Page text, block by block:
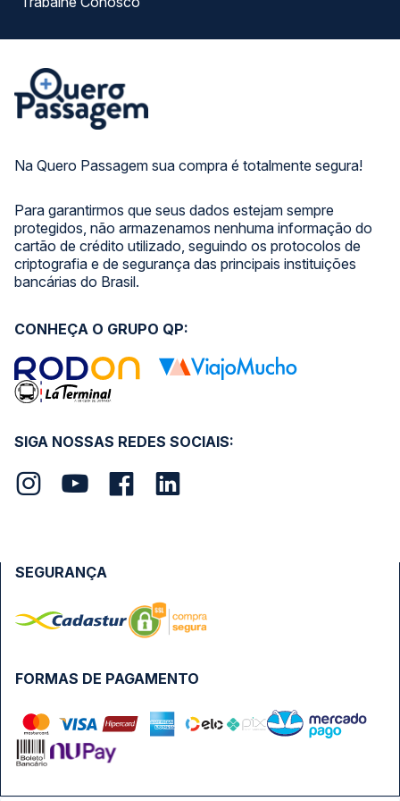
Na Quero Passagem sua compra é totalmente segura!
Para garantirmos que seus dados estejam sempre
protegidos, não armazenamos nenhuma informação do
cartão de crédito utilizado, seguindo os protocolos de
criptografia e de segurança das principais instituições
bancárias do Brasil.
SIGA NOSSAS REDES SOCIAIS:
CONHEÇA O GRUPO QP:
FORMAS DE PAGAMENTO
SEGURANÇA